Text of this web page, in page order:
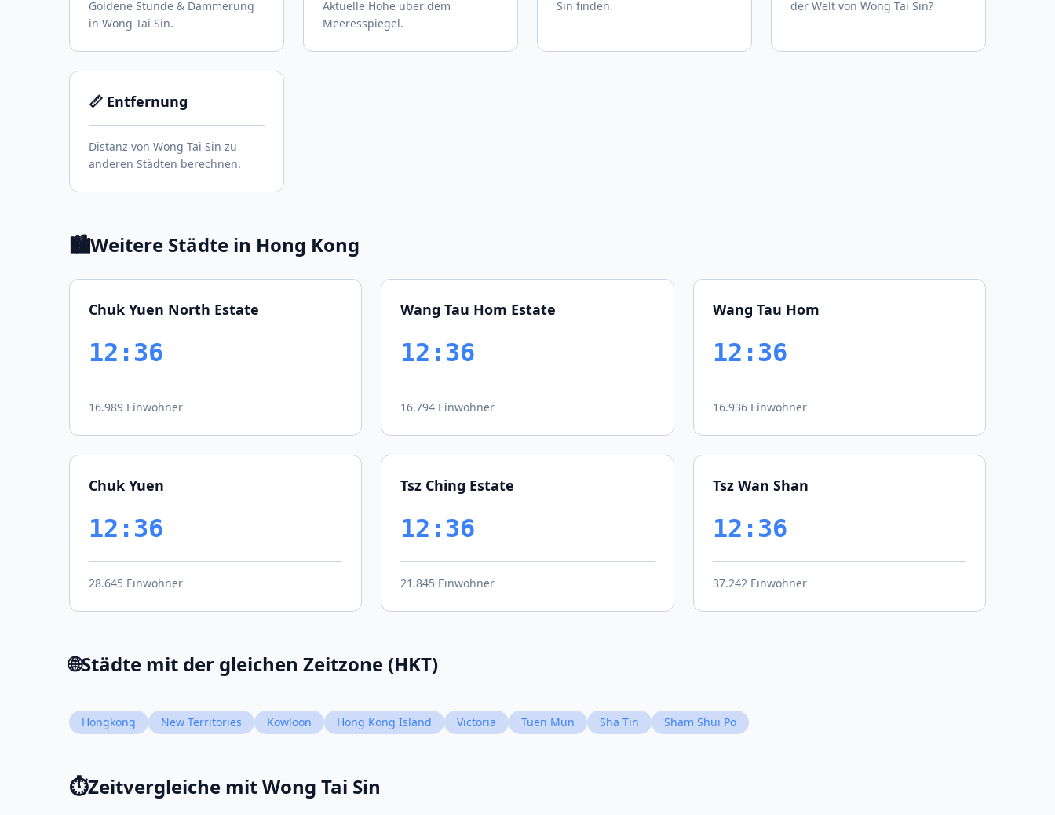
Goldene Stunde & Dämmerung
in Wong Tai Sin.
Aktuelle Höhe über dem
Meeresspiegel.
Sin finden.
der Welt von Wong Tai Sin?
📏 Entfernung
Distanz von Wong Tai Sin zu
anderen Städten berechnen.
🏙️Weitere Städte in Hong Kong
Chuk Yuen North Estate
12:36
16.989 Einwohner
Wang Tau Hom Estate
12:36
16.794 Einwohner
Wang Tau Hom
12:36
16.936 Einwohner
Chuk Yuen
12:36
28.645 Einwohner
Tsz Ching Estate
12:36
21.845 Einwohner
Tsz Wan Shan
12:36
37.242 Einwohner
🌐Städte mit der gleichen Zeitzone (HKT)
Hongkong New Territories Kowloon Hong Kong Island Victoria Tuen Mun Sha Tin Sham Shui Po
⏱️Zeitvergleiche mit Wong Tai Sin